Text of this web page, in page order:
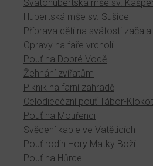
Svatohubertská mše sv.
Hubertská mše sv. Sušice
Příprava dětí na svátosti začala
Opravy na faře vrcholí
Pouť na Dobré Vodě
Žehnání zvířatům
Piknik na farní zahradě
Celodiecézní pouť Tábor-
Pouť na Mouřenci
Svěcení kaple ve Vatěticích
Pouť rodin Hory Matky Boží
Pouť na Hůrce